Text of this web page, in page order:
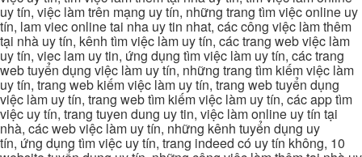
uy tín, việc làm trên mạng uy tín, những trang tìm việc online uy
tín, lam viec online tai nha uy tin nhat, các công việc làm thêm
tại nhà uy tín, kênh tìm việc làm uy tín, các trang web việc làm
uy tín, viec lam uy tin, ứng dụng tìm việc làm uy tín, các trang
web tuyển dụng việc làm uy tín, những trang tìm kiếm việc làm
uy tín, trang web kiếm việc làm uy tín, trang web tuyển dụng
việc làm uy tín, trang web tìm kiếm việc làm uy tín, các app tìm
việc uy tín, trang tuyen dung uy tin, việc làm online uy tín tại
nhà, các web việc làm uy tín, những kênh tuyển dụng uy
tín, ứng dụng tìm việc uy tín, trang indeed có uy tín không, 10